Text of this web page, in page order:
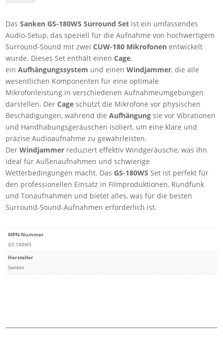
Set
(Inklusive
Cage,
Aufhängung
und
Windjammer
für
zwei
CUW-
180)
Menge
DasSanken GS-180WS Surround Set ist ein umfassendes
Audio-Setup, das speziell für die Aufnahme von hochwertigem
Surround-Sound mit zweiCUW-180 Mikrofonen entwickelt
wurde. Dieses Set enthält einenCage,
einAufhängungssystem und einenWindjammer, die alle
wesentlichen Komponenten für eine optimale
Mikrofonleistung in verschiedenen Aufnahmeumgebungen
darstellen. DerCage schützt die Mikrofone vor physischen
Beschädigungen, während dieAufhängung sie vor Vibrationen
und Handhabungsgeräuschen isoliert, um eine klare und
präzise Audioaufnahme zu gewährleisten.
DerWindjammer reduziert effektiv Windgeräusche, was ihn
ideal für Außenaufnahmen und schwierige
Wetterbedingungen macht. DasGS-180WS Set ist perfekt für
den professionellen Einsatz in Filmproduktionen, Rundfunk
und Tonaufnahmen und bietet alles, was für die besten
Surround-Sound-Aufnahmen erforderlich ist.
MPN-Nummer
GS-180WS
Hersteller
Sanken